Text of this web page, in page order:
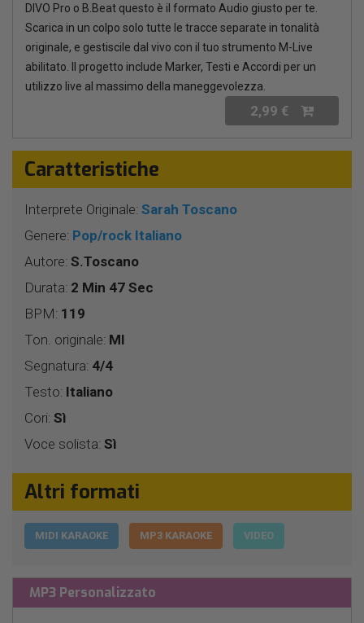
DIVO Pro o B.Beat questo è il formato Audio giusto per te.
Scarica in un colpo solo tutte le tracce separate in tonalità
originale, e gestiscile dal vivo con il tuo strumento M-Live
abilitato. Il progetto include Marker, Testi e Accordi per un
utilizzo live al massimo della maneggevolezza.
2,99 €
Caratteristiche
Interprete Originale: Sarah Toscano
Genere: Pop/rock Italiano
Autore: S.Toscano
Durata: 2 Min 47 Sec
BPM: 119
Ton. originale: MI
Segnatura: 4/4
Testo: Italiano
Cori: Sì
Voce solista: Sì
Altri formati
MIDI KARAOKE MP3 KARAOKE VIDEO
MP3 Personalizzato